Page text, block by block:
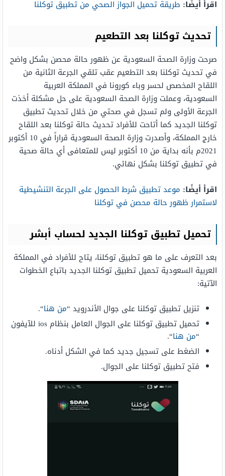
اقرأ أيضًا: طريقة تحميل الجواز الصحي من تطبيق توكلنا
تحديث توكلنا بعد التطعيم
صرحت وزارة الصحة السعودية عن ظهور حالة محصن بشكل واضح
في تحديث توكلنا بعد التطعيم عقب تلقي الجرعة الثانية من
اللقاح المخصص لحسر وباء كورونا في المملكة العربية
السعودية، وعملت وزارة الصحة السعودية على حل مشكلة أخذت
الجرعة الأولى ولم تسجل في صحتي من خلال تحديث تطبيق
توكلنا الجديد كما أتاحت للأفراد تحديث حالة توكلنا بعد اللقاح
خارج المملكة، وأصدرت وزارة الصحة السعودية قراراً في 10 أكتوبر
2021م بأنه بداية من 10 أكتوبر ليس للمتعافى أي حالة صحية
في تطبيق توكلنا بشكل نهائي.
اقرأ أيضًا: موعد تطبيق شرط الحصول على الجرعة التنشيطية
لاستمرار ظهور حالة محصن في توكلنا
تحميل تطبيق توكلنا الجديد لحساب أبشر
بعد التعرف على ما هو تطبيق توكلنا، يتاح للأفراد في المملكة
العربية السعودية تحميل تطبيق توكلنا الجديد باتباع الخطوات
الآتية:
تنزيل تطبيق توكلنا على جوال الأندرويد “من هنا“.
تحميل تطبيق توكلنا على الجوال العامل بنظام ios للآيفون
“من هنا“.
الضغط على تسجيل جديد كما في الشكل أدناه.
فتح تطبيق توكلنا على الجوال.